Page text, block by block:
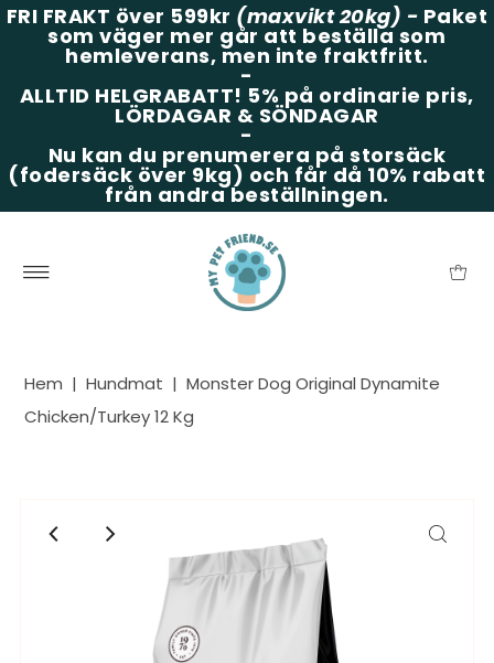
FRI FRAKT över 599kr (maxvikt 20kg) - Paket
som väger mer går att beställa som
hemleverans, men inte fraktfritt.
-
ALLTID HELGRABATT! 5% på ordinarie pris,
LÖRDAGAR & SÖNDAGAR
-
Nu kan du prenumerera på storsäck
(fodersäck över 9kg) och får då 10% rabatt
från andra beställningen.
Hem | Hundmat | Monster Dog Original Dynamite
Chicken/Turkey 12 Kg